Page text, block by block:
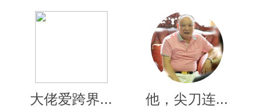
大佬爱跨界... 他，尖刀连...